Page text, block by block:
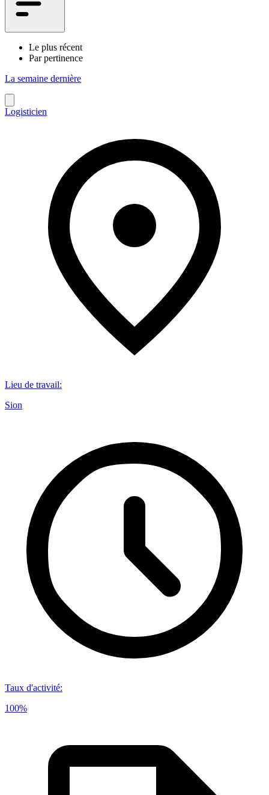
Le plus récent
Par pertinence
La semaine dernière
Logisticien
Lieu de travail:
Sion
Taux d'activité:
100%